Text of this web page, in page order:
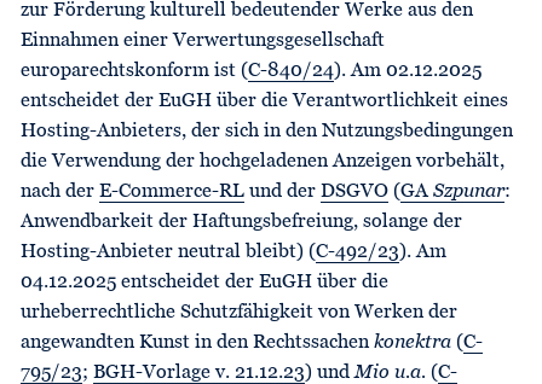
zur Förderung kulturell bedeutender Werke aus den
Einnahmen einer Verwertungsgesellschaft
europarechtskonform ist (C-840/24). Am 02.12.2025
entscheidet der EuGH über die Verantwortlichkeit eines
Hosting-Anbieters, der sich in den Nutzungsbedingungen
die Verwendung der hochgeladenen Anzeigen vorbehält,
nach der E-Commerce-RL und der DSGVO (GASzpunar:
Anwendbarkeit der Haftungsbefreiung, solange der
Hosting-Anbieter neutral bleibt) (C-492/23). Am
04.12.2025 entscheidet der EuGH über die
urheberrechtliche Schutzfähigkeit von Werken der
angewandten Kunst in den Rechtssachen konektra (C-
795/23; BGH-Vorlage v. 21.12.23) undMio u.a. (C-